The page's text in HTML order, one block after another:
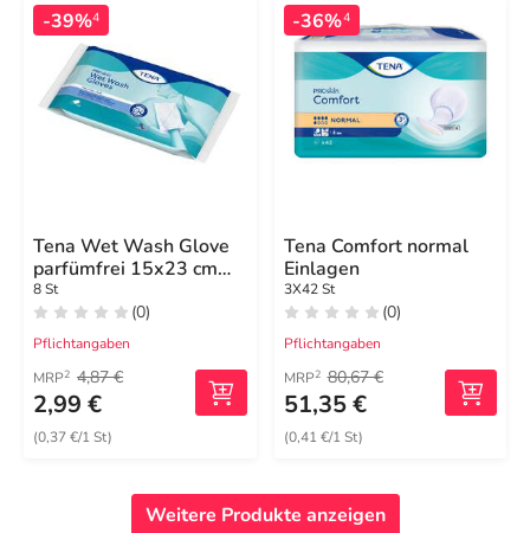
-39%4
Tena Wet Wash Glove
parfümfrei 15x23 cm
blau
8 St
(0)
Pflichtangaben
MRP2 4,87 €
2,99 €
(0,37 €/1 St)
-36%4
Tena Comfort normal
Einlagen
3X42 St
(0)
Pflichtangaben
MRP2 80,67 €
51,35 €
(0,41 €/1 St)
Weitere Produkte anzeigen